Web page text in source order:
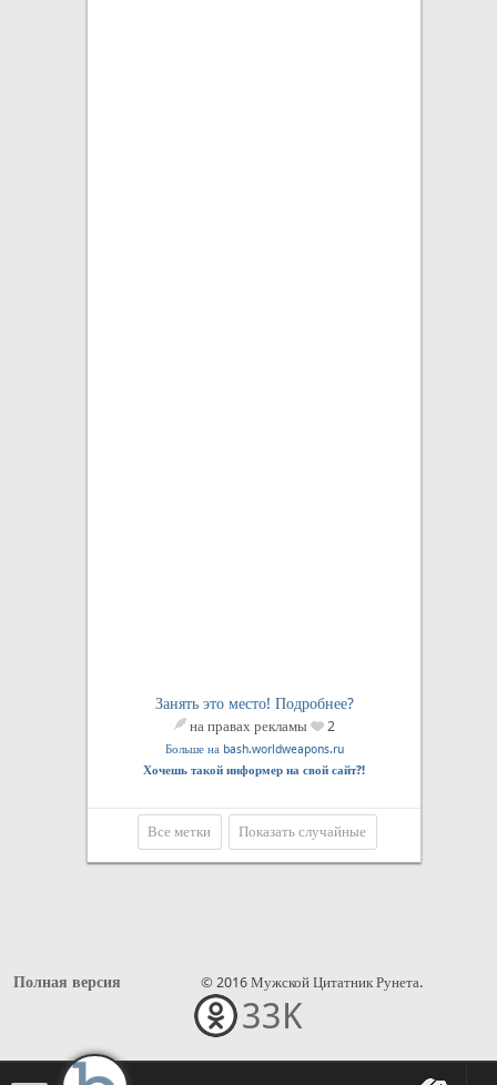
Занять это место! Подробнее?
на правах рекламы 2
Больше на bash.worldweapons.ru
Хочешь такой информер на свой сайт?!
Все метки Показать случайные
Полная версия © 2016 Мужской Цитатник Рунета.
33K